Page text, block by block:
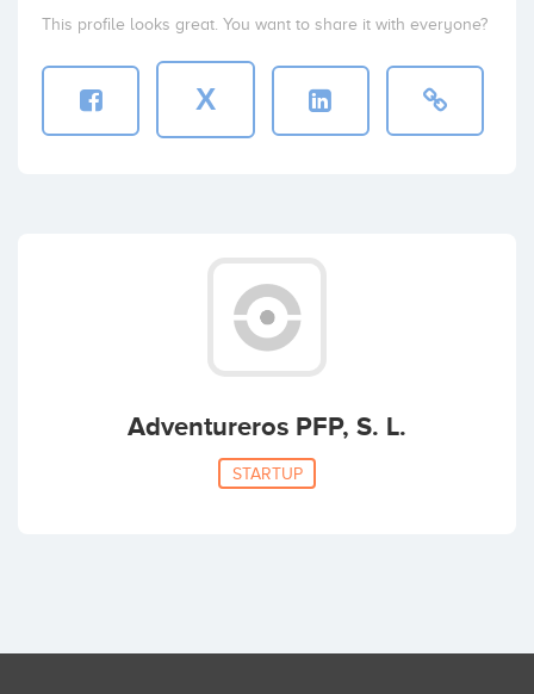
This profile looks great. You want to share it with everyone?
X
Adventureros PFP, S. L.
STARTUP